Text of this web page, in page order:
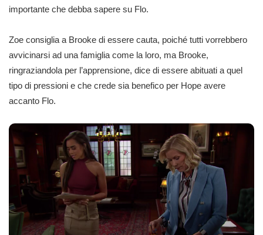
importante che debba sapere su Flo.
Zoe consiglia a Brooke di essere cauta, poiché tutti vorrebbero
avvicinarsi ad una famiglia come la loro, ma Brooke,
ringraziandola per l’apprensione, dice di essere abituati a quel
tipo di pressioni e che crede sia benefico per Hope avere
accanto Flo.